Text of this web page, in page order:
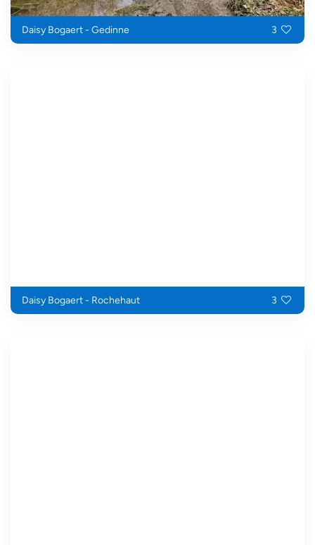
Daisy Bogaert - Gedinne 3
Daisy Bogaert - Rochehaut 3